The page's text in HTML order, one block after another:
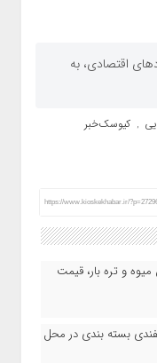
اقتصادی، به
, کیوسک‌خبر
https://www.kioskekhabar.ir/
و تره بار، قیمت
بسته بندی در محل